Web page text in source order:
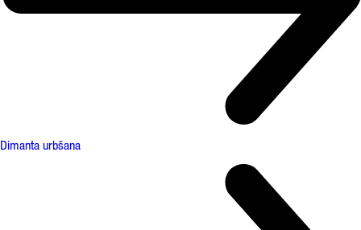
Dimanta urbšana